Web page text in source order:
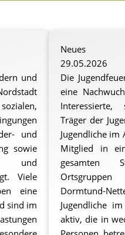
und
und
sowie
und
Viele
eine
sind im
Neues
29.05.2026
Die
eine
Träger der
Jugendliche im
Mitglied in
gesamten
Dormtund-
Jugendliche
aktiv, die in